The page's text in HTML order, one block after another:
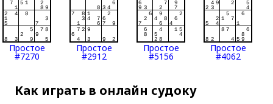
Простое
#7270
Простое
#2912
Простое
#5156
Простое
#4062
Как играть в онлайн судоку